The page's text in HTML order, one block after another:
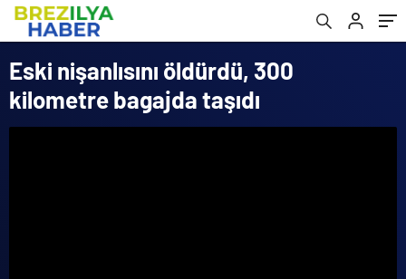
Eski nişanlısını öldürdü, 300
kilometre bagajda taşıdı